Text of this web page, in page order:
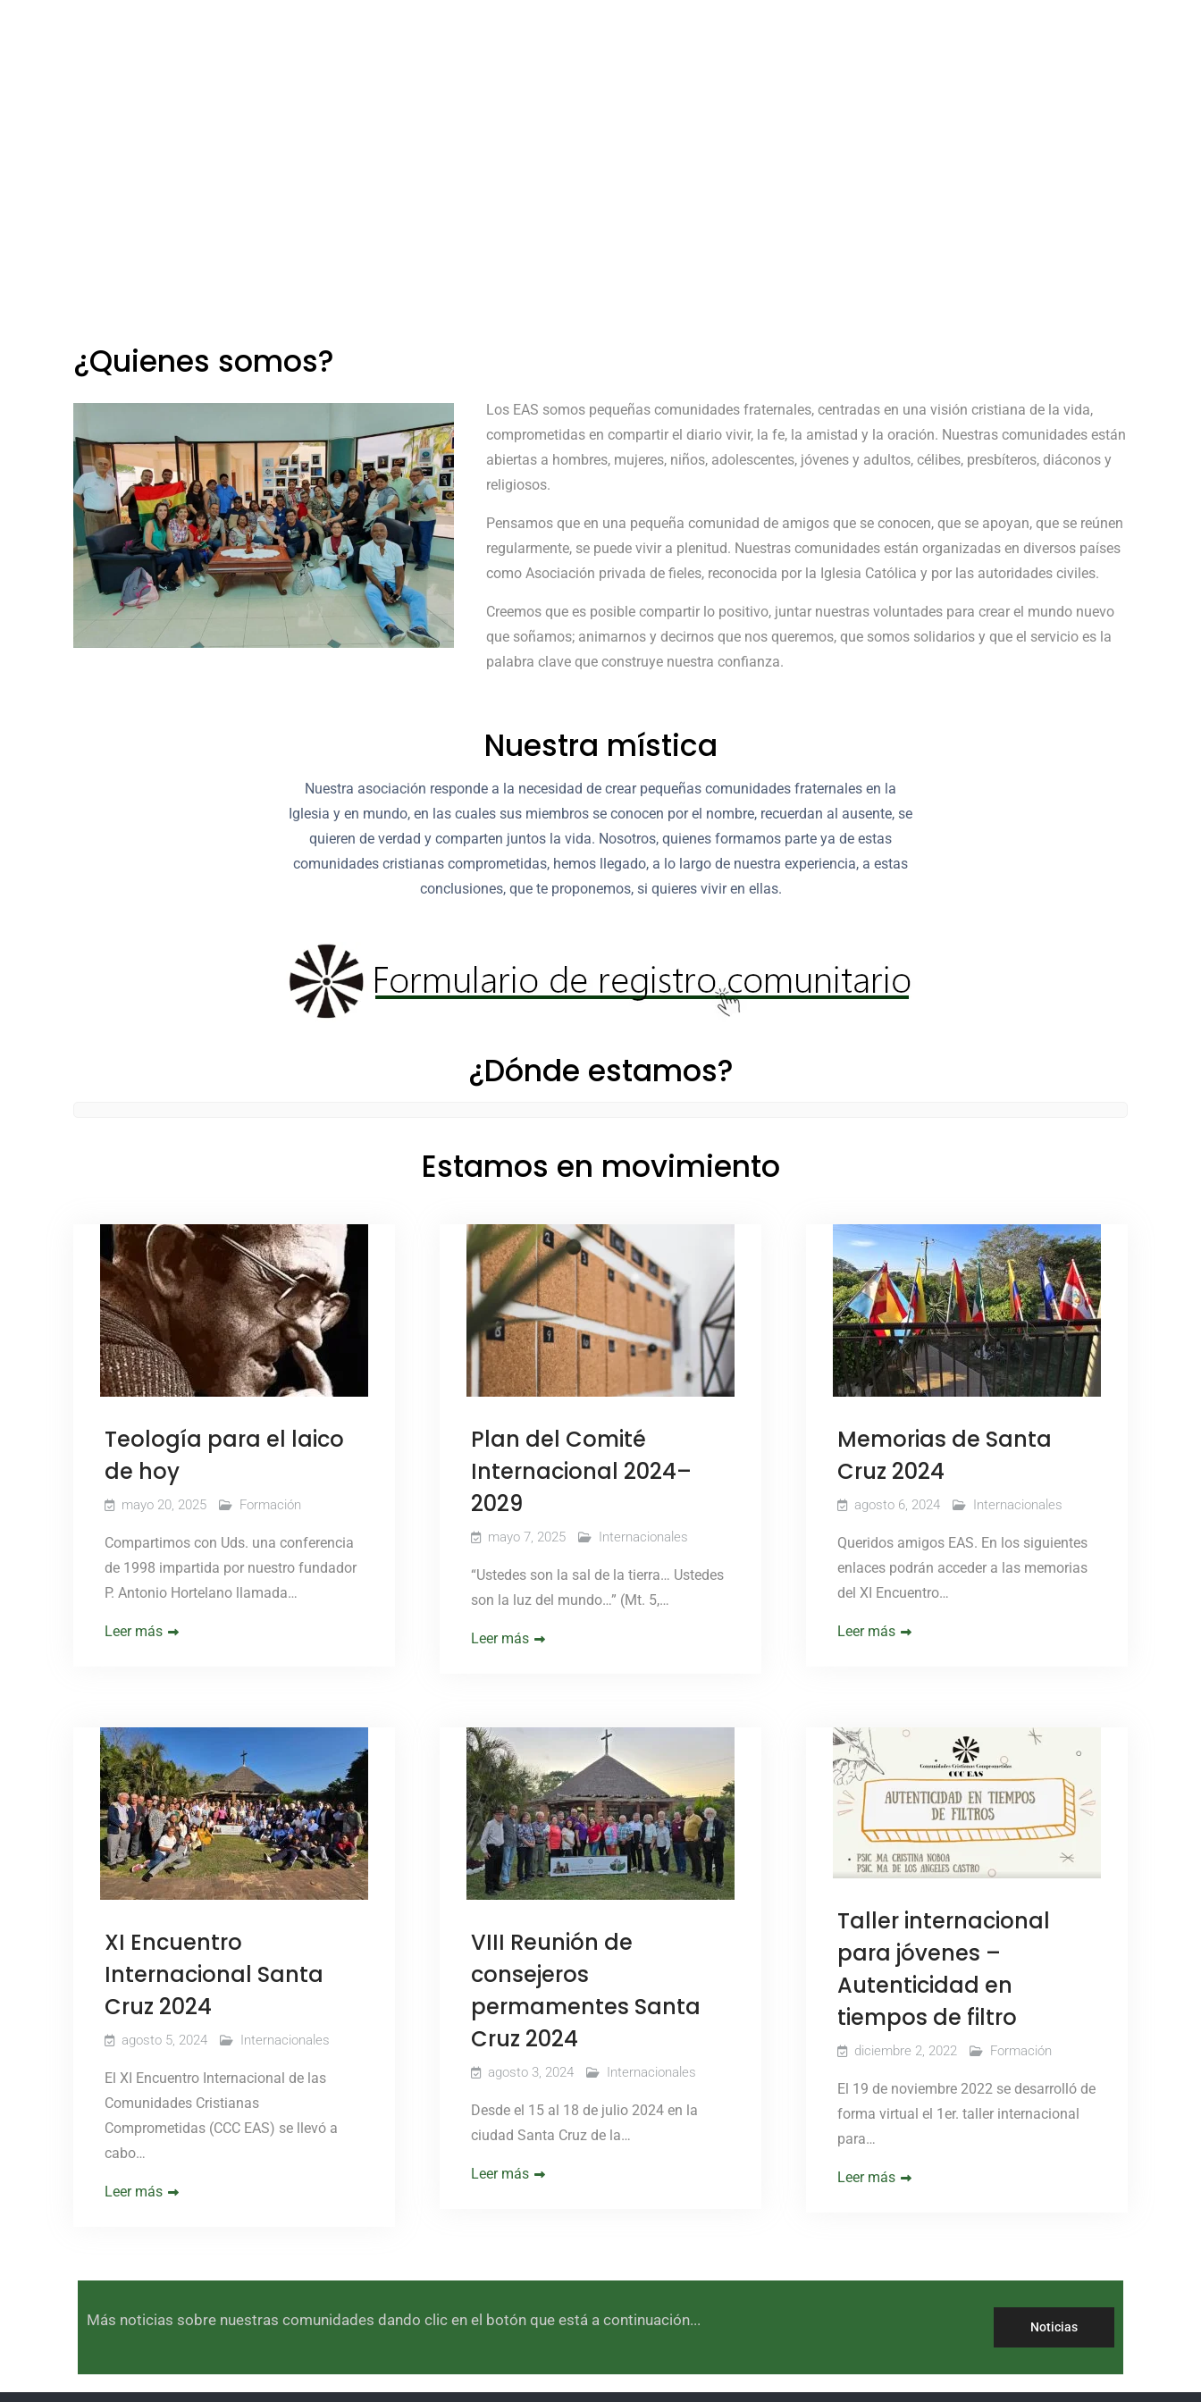
¿Quienes somos?
Los EAS somos pequeñas comunidades fraternales, centradas en una visión cristiana de la vida,
comprometidas en compartir el diario vivir, la fe, la amistad y la oración. Nuestras comunidades están
abiertas a hombres, mujeres, niños, adolescentes, jóvenes y adultos, célibes, presbíteros, diáconos y
religiosos.
Pensamos que en una pequeña comunidad de amigos que se conocen, que se apoyan, que se reúnen
regularmente, se puede vivir a plenitud. Nuestras comunidades están organizadas en diversos países
como Asociación privada de fieles, reconocida por la Iglesia Católica y por las autoridades civiles.
Creemos que es posible compartir lo positivo, juntar nuestras voluntades para crear el mundo nuevo
que soñamos; animarnos y decirnos que nos queremos, que somos solidarios y que el servicio es la
palabra clave que construye nuestra confianza.
Nuestra mística
Nuestra asociación responde a la necesidad de crear pequeñas comunidades fraternales en la
Iglesia y en mundo, en las cuales sus miembros se conocen por el nombre, recuerdan al ausente, se
quieren de verdad y comparten juntos la vida. Nosotros, quienes formamos parte ya de estas
comunidades cristianas comprometidas, hemos llegado, a lo largo de nuestra experiencia, a estas
conclusiones, que te proponemos, si quieres vivir en ellas.
¿Dónde estamos?
Estamos en movimiento
Teología para el laico
de hoy
mayo 20, 2025 Formación
Compartimos con Uds. una conferencia
de 1998 impartida por nuestro fundador
P. Antonio Hortelano llamada…
Leer más
Plan del Comité
Internacional 2024–
2029
mayo 7, 2025 Internacionales
“Ustedes son la sal de la tierra… Ustedes
son la luz del mundo…” (Mt. 5,…
Leer más
Memorias de Santa
Cruz 2024
agosto 6, 2024 Internacionales
Queridos amigos EAS. En los siguientes
enlaces podrán acceder a las memorias
del XI Encuentro…
Leer más
XI Encuentro
Internacional Santa
Cruz 2024
agosto 5, 2024 Internacionales
El XI Encuentro Internacional de las
Comunidades Cristianas
Comprometidas (CCC EAS) se llevó a
cabo…
Leer más
VIII Reunión de
consejeros
permamentes Santa
Cruz 2024
agosto 3, 2024 Internacionales
Desde el 15 al 18 de julio 2024 en la
ciudad Santa Cruz de la…
Leer más
Taller internacional
para jóvenes –
Autenticidad en
tiempos de filtro
diciembre 2, 2022 Formación
El 19 de noviembre 2022 se desarrolló de
forma virtual el 1er. taller internacional
para…
Leer más
Más noticias sobre nuestras comunidades dando clic en el botón que está a continuación... Noticias